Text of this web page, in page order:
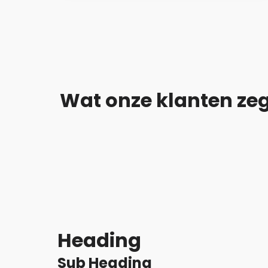
Wat onze klanten
Heading
Sub Heading